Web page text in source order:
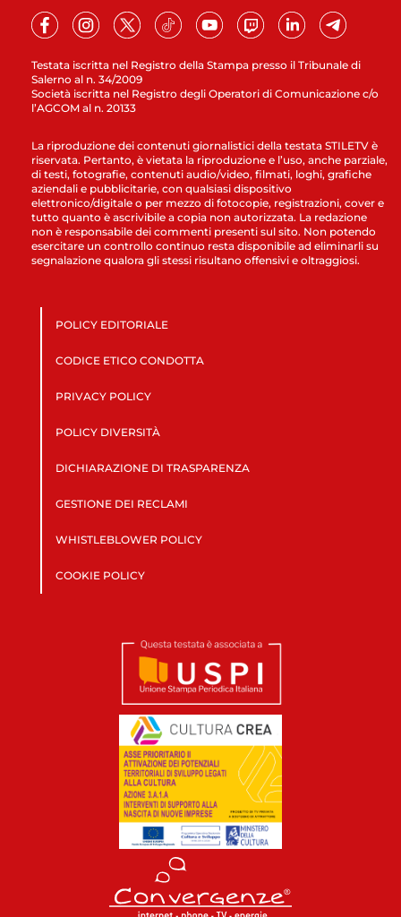
Testata iscritta nel Registro della Stampa presso il Tribunale di
Salerno al n. 34/2009
Società iscritta nel Registro degli Operatori di Comunicazione c/o
l’AGCOM al n. 20133
La riproduzione dei contenuti giornalistici della testata STILETV è
riservata. Pertanto, è vietata la riproduzione e l’uso, anche parziale,
di testi, fotografie, contenuti audio/video, filmati, loghi, grafiche
aziendali e pubblicitarie, con qualsiasi dispositivo
elettronico/digitale o per mezzo di fotocopie, registrazioni, cover e
tutto quanto è ascrivibile a copia non autorizzata. La redazione
non è responsabile dei commenti presenti sul sito. Non potendo
esercitare un controllo continuo resta disponibile ad eliminarli su
segnalazione qualora gli stessi risultano offensivi e oltraggiosi.
POLICY EDITORIALE
CODICE ETICO CONDOTTA
PRIVACY POLICY
POLICY DIVERSITÀ
DICHIARAZIONE DI TRASPARENZA
GESTIONE DEI RECLAMI
WHISTLEBLOWER POLICY
COOKIE POLICY